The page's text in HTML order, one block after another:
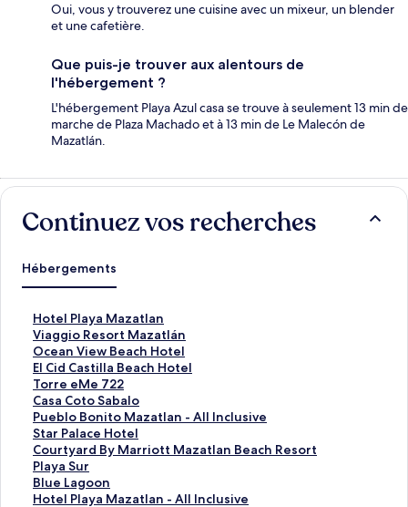
Oui, vous y trouverez une cuisine avec un mixeur, un blender
et une cafetière.
Que puis-je trouver aux alentours de
l'hébergement ?
L'hébergement Playa Azul casa se trouve à seulement 13 min de
marche de Plaza Machado et à 13 min de Le Malecón de
Mazatlán.
Continuez vos recherches
Hébergements
Hotel Playa Mazatlan
L
i
e
n
o
u
v
r
a
n
t
l
Viaggio Resort Mazatlán
L
i
e
n
o
u
v
r
a
n
t
Ocean View Beach Hotel
L
i
e
n
o
u
v
r
a
n
El Cid Castilla Beach Hotel
L
i
e
n
o
u
v
r
a
Torre eMe 722
L
i
e
n
o
u
v
r
Casa Coto Sabalo
L
i
e
n
o
u
v
Pueblo Bonito Mazatlan - All Inclusive
L
i
e
n
o
u
Star Palace Hotel
L
i
e
n
o
Courtyard By Marriott Mazatlan Beach Resort
L
i
e
n
Playa Sur
L
i
e
Blue Lagoon
L
iHotel Playa Mazatlan - All Inclusive
L